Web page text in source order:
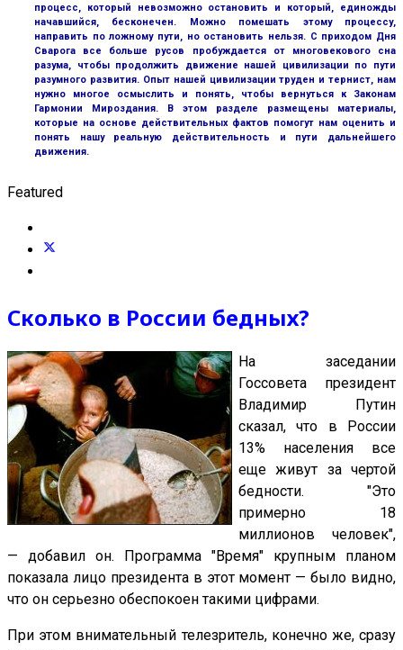
процесс, который невозможно остановить и который, единожды
начавшийся, бесконечен. Можно помешать этому процессу,
направить по ложному пути, но остановить нельзя. С приходом Дня
Сварога все больше русов пробуждается от многовекового сна
разума, чтобы продолжить движение нашей цивилизации по пути
разумного развития. Опыт нашей цивилизации труден и тернист, нам
нужно многое осмыслить и понять, чтобы вернуться к Законам
Гармонии Мироздания. В этом разделе размещены материалы,
которые на основе действительных фактов помогут нам оценить и
понять нашу реальную действительность и пути дальнейшего
движения.
Featured
Сколько в России бедных?
На заседании
Госсовета президент
Владимир Путин
сказал, что в России
13% населения все
еще живут за чертой
бедности. "Это
примерно 18
миллионов человек",
— добавил он. Программа "Время" крупным планом
показала лицо президента в этот момент — было видно,
что он серьезно обеспокоен такими цифрами.
При этом внимательный телезритель, конечно же, сразу